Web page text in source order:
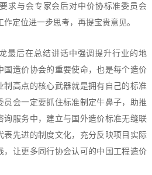
求与会专家会后对中价协标准委员会
定位进一步思考，再提宝贵意见。
最后在总结讲话中强调提升行业的地
国造价协会的重要使命，也是每个造价
制高点的核心武器就是拥有自己的标准
员会一定要抓住标准制定牛鼻子，助推
询服务中，建立与国外造价标准无缝联
表先进的制度文化，充分反映项目实际
，让更多同行协会认可的中国工程造价